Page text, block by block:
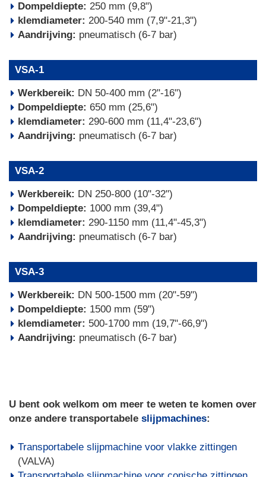
Dompeldiepte: 250 mm (9,8")
klemdiameter: 200-540 mm (7,9"-21,3")
Aandrijving: pneumatisch (6-7 bar)
VSA-1
Werkbereik: DN 50-400 mm (2"-16")
Dompeldiepte: 650 mm (25,6")
klemdiameter: 290-600 mm (11,4"-23,6")
Aandrijving: pneumatisch (6-7 bar)
VSA-2
Werkbereik: DN 250-800 (10"-32")
Dompeldiepte: 1000 mm (39,4")
klemdiameter: 290-1150 mm (11,4"-45,3")
Aandrijving: pneumatisch (6-7 bar)
VSA-3
Werkbereik: DN 500-1500 mm (20"-59")
Dompeldiepte: 1500 mm (59")
klemdiameter: 500-1700 mm (19,7"-66,9")
Aandrijving: pneumatisch (6-7 bar)
U bent ook welkom om meer te weten te komen over
onze andere transportabele slijpmachines:
Transportabele slijpmachine voor vlakke zittingen
(VALVA)